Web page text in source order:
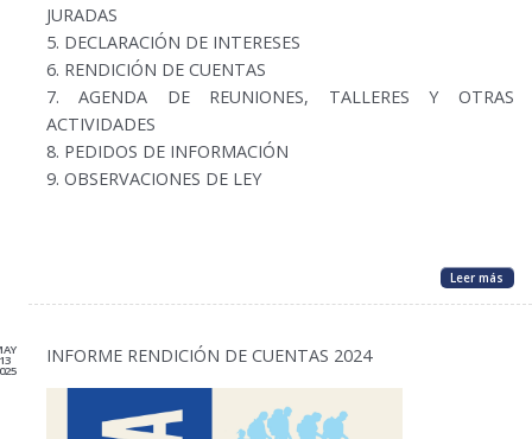
JURADAS
5. DECLARACIÓN DE INTERESES
6. RENDICIÓN DE CUENTAS
7. AGENDA DE REUNIONES, TALLERES Y OTRAS
ACTIVIDADES
8. PEDIDOS DE INFORMACIÓN
9. OBSERVACIONES DE LEY
Leer más
13 INFORME RENDICIÓN DE CUENTAS 2024